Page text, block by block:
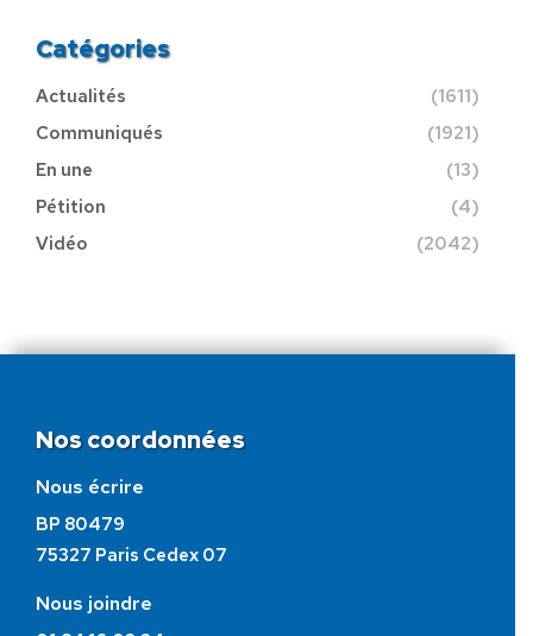
Catégories
Actualités
(1611)
Communiqués
(1921)
En une
(13)
Pétition
(4)
Vidéo
(2042)
Nos coordonnées
Nous écrire
BP 80479
75327 Paris Cedex 07
Nous joindre